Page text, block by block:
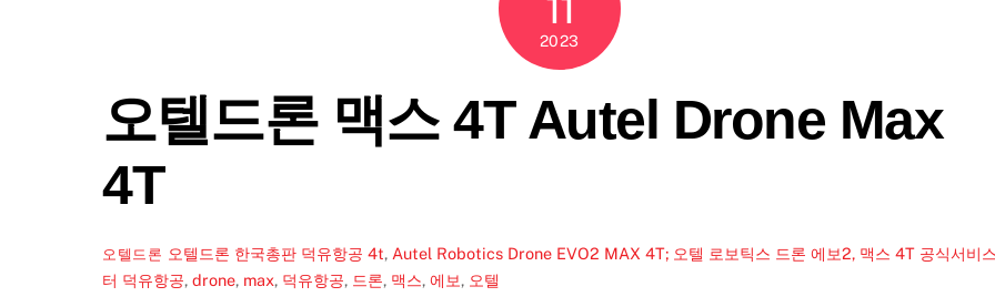
2023
오텔드론 맥스 4T Autel Drone Max
4T
오텔드론 오텔드론 한국총판 덕유항공 4t, Autel Robotics Drone EVO2 MAX 4T; 오텔 로보틱스 드론 에보2, 맥스 4T 공식서비
터 덕유항공, drone, max, 덕유항공, 드론, 맥스, 에보, 오텔